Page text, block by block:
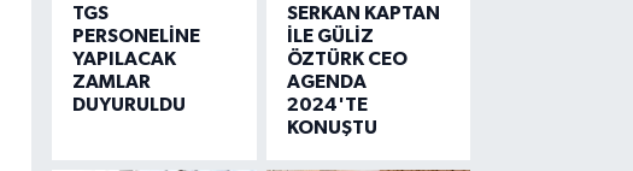
TGS
PERSONELİNE
YAPILACAK
ZAMLAR
DUYURULDU
SERKAN KAPTAN
İLE GÜLİZ
ÖZTÜRK CEO
AGENDA
2024'TE
KONUŞTU